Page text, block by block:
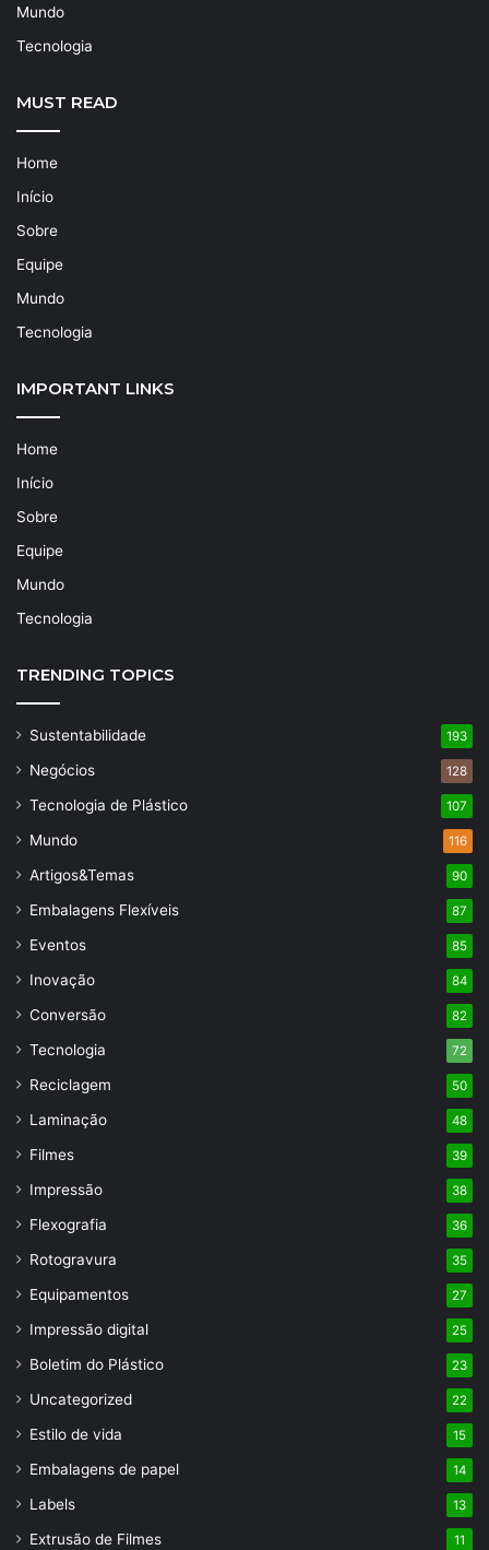
Mundo
Tecnologia
MUST READ
Home
Início
Sobre
Equipe
Mundo
Tecnologia
IMPORTANT LINKS
Home
Início
Sobre
Equipe
Mundo
Tecnologia
TRENDING TOPICS
Sustentabilidade 193
Negócios 128
Tecnologia de Plástico 107
Mundo 116
Artigos&Temas 90
Embalagens Flexíveis 87
Eventos 85
Inovação 84
Conversão 82
Tecnologia 72
Reciclagem 50
Laminação 48
Filmes 39
Impressão 38
Flexografia 36
Rotogravura 35
Equipamentos 27
Impressão digital 25
Boletim do Plástico 23
Uncategorized 22
Estilo de vida 15
Embalagens de papel 14
Labels 13
Extrusão de Filmes 11